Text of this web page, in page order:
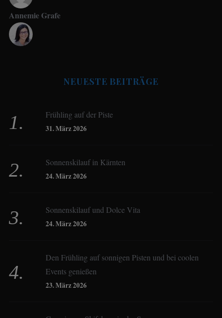
Annemie Grafe
Birgit Werner
Christoph Schrahe
Derk Hoberg
NEUESTE BEITRÄGE
Frühling auf der Piste
31. März 2026
Sonnenskilauf in Kärnten
24. März 2026
Sonnenskilauf und Dolce Vita
24. März 2026
Den Frühling auf sonnigen Pisten und bei coolen
Events genießen
23. März 2026